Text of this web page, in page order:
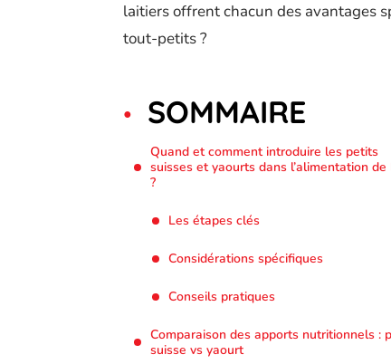
laitiers offrent chacun des avantages
tout-petits ?
SOMMAIRE
Quand et comment introduire les petits
suisses et yaourts dans l’alimentation de
?
Les étapes clés
Considérations spécifiques
Conseils pratiques
Comparaison des apports nutritionnels :
suisse vs yaourt